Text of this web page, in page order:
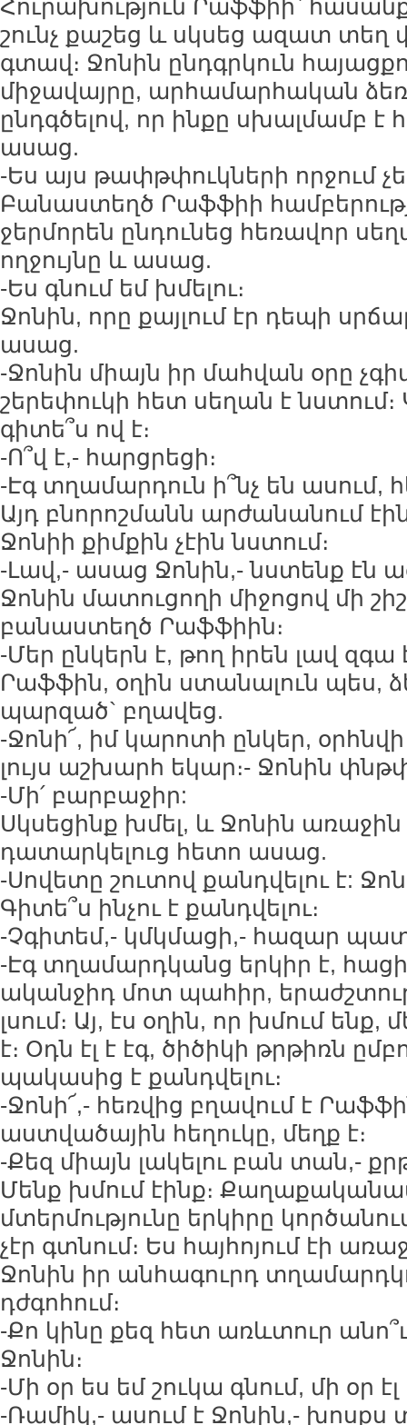
Հուրախություն Րաֆֆիի`
շունչ քաշեց և սկսեց ազատ տեղ
գտավ։ Ջոնին ընդգրկուն
միջավայրը, արհամարհական
ընդգծելով, որ ինքը սխալմամբ է
ասաց.
-Ես այս թափթփուկների որջում
Բանաստեղծ Րաֆֆիի
ջերմորեն ընդունեց հեռավոր
ողջույնը և ասաց.
-Ես գնում եմ խմելու։
Ջոնին, որը քայլում էր դեպի
ասաց.
-Ջոնին միայն իր մահվան օրը
շերեփուկի հետ սեղան է
գիտե՞ս ով է։
-Ո՞վ է,- հարցրեցի։
-Էգ տղամարդուն ի՞նչ են ասում,
Այդ բնորոշմանն արժանանում
Ջոնիի քիմքին չէին նստում։
-Լավ,- ասաց Ջոնին,- նստենք էն
Ջոնին մատուցողի միջոցով մի
բանաստեղծ Րաֆֆիին։
-Մեր ընկերն է, թող իրեն լավ զգա
Րաֆֆին, օղին ստանալուն պես,
պարզած` բղավեց.
-Ջոնի՜, իմ կարոտի ընկեր,
լույս աշխարհ եկար։- Ջոնին
-Մի՛ բարբաջիր:
Սկսեցինք խմել, և Ջոնին
դատարկելուց հետո ասաց.
-Սովետը շուտով քանդվելու է:
Գիտե՞ս ինչու է քանդվելու։
-Չգիտեմ,- կմկմացի,- հազար
-Էգ տղամարդկանց երկիր է,
ականջիդ մոտ պահիր,
լսում։ Այ, էս օղին, որ խմում ենք,
է։ Օդն էլ է էգ, ծիծիկի թրթիռն
պակասից է քանդվելու։
-Ջոնի՜,- հեռվից բղավում է
աստվածային հեղուկը, մեղք է։
-Քեզ միայն լակելու բան տան,-
Մենք խմում էինք։
մտերմությունը երկիրը
չէր գտնում։ Ես հայհոյում էի
Ջոնին իր անհագուրդ
դժգոհում։
-Քո կինը քեզ հետ առևտուր
Ջոնին։
-Մի օր ես եմ շուկա գնում, մի օր
-Ռամիկ,- ասում է Ջոնին,- խոսքս